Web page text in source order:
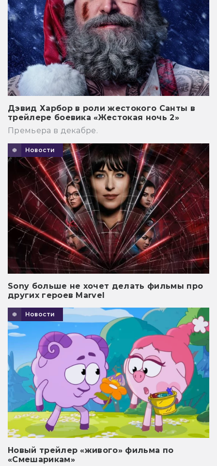
Дэвид Харбор в роли жестокого Санты в
трейлере боевика «Жестокая ночь 2»
Премьера в декабре.
Новости
Sony больше не хочет делать фильмы про
других героев Marvel
Новости
Новый трейлер «живого» фильма по
«Смешарикам»